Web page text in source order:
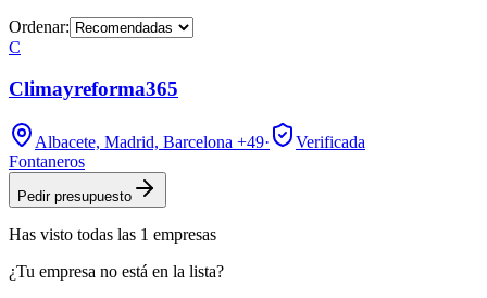
Ordenar:
C
Climayreforma365
Albacete, Madrid, Barcelona +49·
Verificada
Fontaneros
Pedir presupuesto
Has visto todas las 1 empresas
¿Tu empresa no está en la lista?